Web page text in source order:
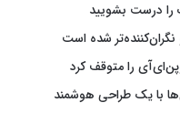
را درست بشویید
نگران‌کننده‌تر شده است
را متوقف کرد